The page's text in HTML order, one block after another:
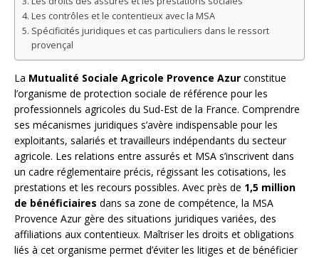
Les contrôles et le contentieux avec la MSA
Spécificités juridiques et cas particuliers dans le ressort
provençal
La Mutualité Sociale Agricole Provence Azur constitue
l’organisme de protection sociale de référence pour les
professionnels agricoles du Sud-Est de la France. Comprendre
ses mécanismes juridiques s’avère indispensable pour les
exploitants, salariés et travailleurs indépendants du secteur
agricole. Les relations entre assurés et MSA s’inscrivent dans
un cadre réglementaire précis, régissant les cotisations, les
prestations et les recours possibles. Avec près de 1,5 million
de bénéficiaires dans sa zone de compétence, la MSA
Provence Azur gère des situations juridiques variées, des
affiliations aux contentieux. Maîtriser les droits et obligations
liés à cet organisme permet d’éviter les litiges et de bénéficier